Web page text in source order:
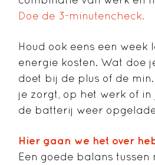
Doe de 3-minutencheck.
Houd ook eens een
energie kosten. Wat doe
doet bij de plus of de
je zorgt, op het werk of
de batterij weer
Hier gaan we het over
Een goede balans